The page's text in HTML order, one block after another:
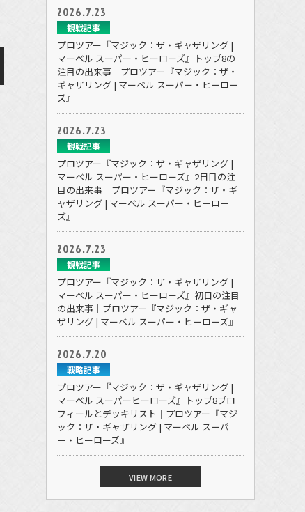
2026.7.23
観戦記事
プロツアー『マジック：ザ・ギャザリング |
マーベル スーパー・ヒーローズ』トップ8の
注目の出来事｜プロツアー『マジック：ザ・
ギャザリング | マーベル スーパー・ヒーロー
ズ』
2026.7.23
観戦記事
プロツアー『マジック：ザ・ギャザリング |
マーベル スーパー・ヒーローズ』2日目の注
目の出来事｜プロツアー『マジック：ザ・ギ
ャザリング | マーベル スーパー・ヒーロー
ズ』
2026.7.23
観戦記事
プロツアー『マジック：ザ・ギャザリング |
マーベル スーパー・ヒーローズ』初日の注目
の出来事｜プロツアー『マジック：ザ・ギャ
ザリング | マーベル スーパー・ヒーローズ』
2026.7.20
戦略記事
プロツアー『マジック：ザ・ギャザリング |
マーベル スーパーヒーローズ』トップ8プロ
フィールとデッキリスト｜プロツアー『マジ
ック：ザ・ギャザリング | マーベル スーパ
ー・ヒーローズ』
VIEW MORE